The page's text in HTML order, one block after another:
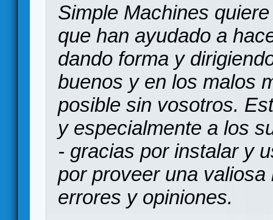
Simple Machines
que han ayudado a
dando forma y
buenos y en los malos
posible sin vosotros.
y especialmente a los
- gracias por instalar y
por proveer una
errores y opiniones.